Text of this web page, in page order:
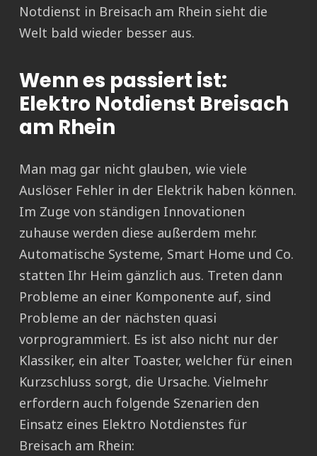
Notdienst in Breisach am Rhein sieht die
Welt bald wieder besser aus.
Wenn es passiert ist:
Elektro Notdienst Breisach
am Rhein
Man mag gar nicht glauben, wie viele
Auslöser Fehler in der Elektrik haben können.
Im Zuge von ständigen Innovationen
zuhause werden diese außerdem mehr.
Automatische Systeme, Smart Home und Co.
statten Ihr Heim gänzlich aus. Treten dann
Probleme an einer Komponente auf, sind
Probleme an der nächsten quasi
vorprogrammiert. Es ist also nicht nur der
Klassiker, ein alter Toaster, welcher für einen
Kurzschluss sorgt, die Ursache. Vielmehr
erfordern auch folgende Szenarien den
Einsatz eines Elektro Notdienstes für
Breisach am Rhein: